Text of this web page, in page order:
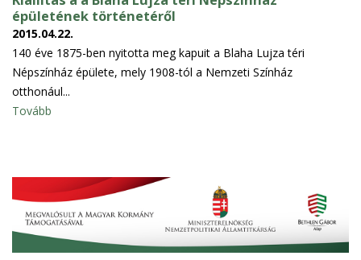
épületének történetéről
2015.04.22.
140 éve 1875-ben nyitotta meg kapuit a Blaha Lujza téri
Népszínház épülete, mely 1908-tól a Nemzeti Színház
otthonául...
Tovább